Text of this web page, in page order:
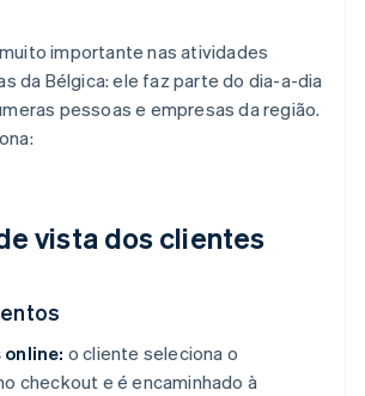
importante nas atividades
da Bélgica: ele faz parte do dia-a-dia
pessoas e empresas da região.
vista dos clientes
o cliente seleciona o
checkout e é encaminhado à